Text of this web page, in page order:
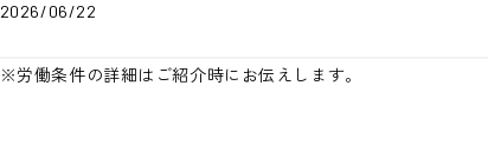
2026/06/22
※労働条件の詳細はご紹介時にお伝えします。